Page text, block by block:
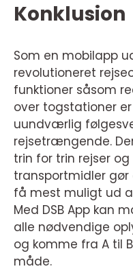
Konklusion
Som en mobilapp
revolutioneret
funktioner såsom
over togstationer er
uundværlig
rejsetrængende.
trin for trin rejser
transportmidler
få mest muligt ud
Med DSB App kan
alle nødvendige
og komme fra A til
måde.